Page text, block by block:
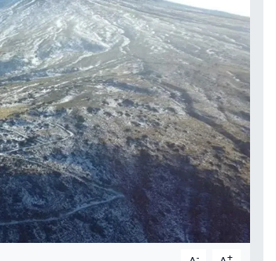
- +